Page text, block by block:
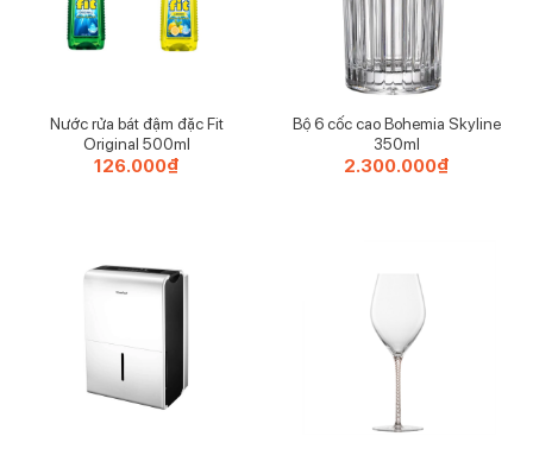
Thiết kế hoa Brilliant Blooms đặc trưng của Ree mang
đến vẻ đẹp quyến rũ, phản ánh sự thanh lịch và tinh tế, làm
Phụ Kiện Bổ Sung Cho Bộ Sưu Tập Nhà Bếp
Là một phần của bộ sưu tập của Ree, khay này không chỉ
Nước rửa bát đậm đặc Fit
Original 500ml
126.000₫
Bộ 6 cốc cao Bohemia Skyline
350ml
2.300.000₫